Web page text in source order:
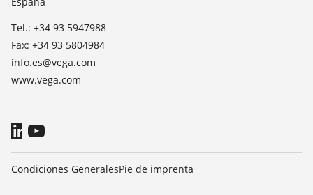
Blog
Tel.: +34 93 5947988
Fax: +34 93 5804984
info.es@vega.com
www.vega.com
Condiciones GeneralesPie de imprenta